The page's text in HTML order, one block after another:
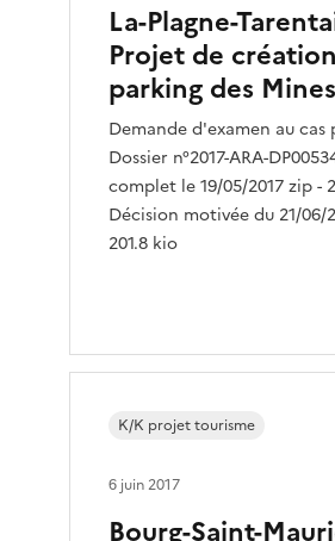
La-Plagne-
Projet de
parking des Mines
Demande d'examen au cas
Dossier n°2017-ARA-
complet le 19/05/2017 zip -
Décision motivée du 21/06/
201.8 kio
Bourg-Saint-
K/K projet tourisme
6 juin 2017